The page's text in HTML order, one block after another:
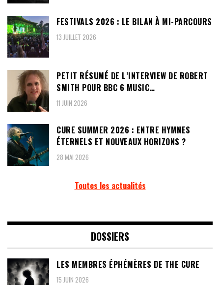
FESTIVALS 2026 : LE BILAN À MI-PARCOURS
13 JUILLET 2026
PETIT RÉSUMÉ DE L’INTERVIEW DE ROBERT
SMITH POUR BBC 6 MUSIC…
11 JUIN 2026
CURE SUMMER 2026 : ENTRE HYMNES
ÉTERNELS ET NOUVEAUX HORIZONS ?
28 MAI 2026
Toutes les actualités
DOSSIERS
LES MEMBRES ÉPHÉMÈRES DE THE CURE
15 JUIN 2026